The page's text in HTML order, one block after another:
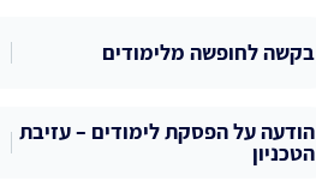
בקשה לחופשה מלימודים
הודעה על הפסקת לימודים – עזיבת
הטכניון